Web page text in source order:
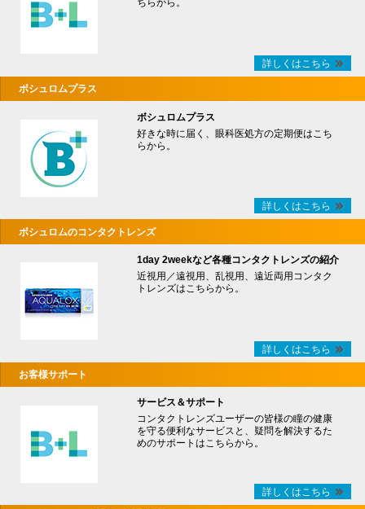
ちらから。
詳しくはこちら
ボシュロムプラス
ボシュロムプラス
好きな時に届く、眼科医処方の定期便はこち
らから。
詳しくはこちら
ボシュロムのコンタクトレンズ
1day 2weekなど各種コンタクトレンズの紹介
近視用／遠視用、乱視用、遠近両用コンタク
トレンズはこちらから。
詳しくはこちら
お客様サポート
サービス＆サポート
コンタクトレンズユーザーの皆様の瞳の健康
を守る便利なサービスと、疑問を解決するた
めのサポートはこちらから。
詳しくはこちら